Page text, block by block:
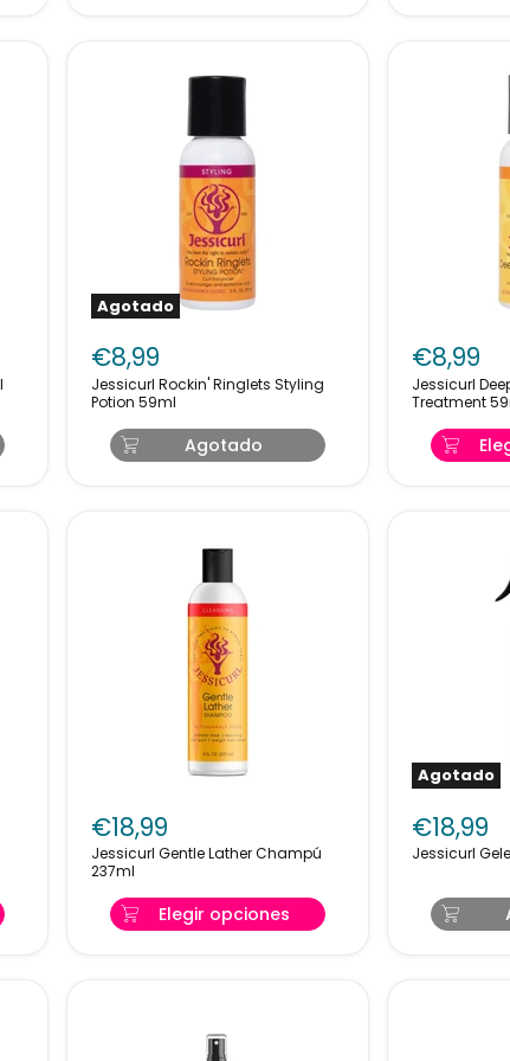
Agotado
Rockin'
Ringlets
Styling
Potion
59ml
€8,99
Jessicurl Rockin' Ringlets Styling
Potion 59ml
Agotado
Deep
Conditioning
Treatment
59ml
€8,99
Jessicurl
Treatment
Gentle
Lather
Champú
237ml
€18,99
Jessicurl Gentle Lather Champú
237ml
Elegir opciones
Agotado
Gelebration
Spray
237ml
€18,99